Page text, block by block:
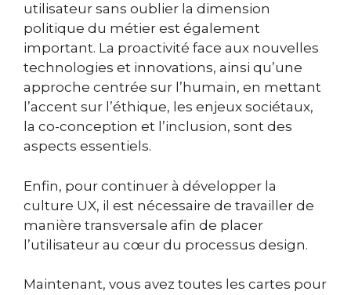
utilisateur sans oublier la dimension
politique du métier est également
important. La proactivité face aux nouvelles
technologies et innovations, ainsi qu’une
approche centrée sur l’humain, en mettant
l’accent sur l’éthique, les enjeux sociétaux,
la co-conception et l’inclusion, sont des
aspects essentiels.
Enfin, pour continuer à développer la
culture UX, il est nécessaire de travailler de
manière transversale afin de placer
l’utilisateur au cœur du processus design.
Maintenant, vous avez toutes les cartes pour